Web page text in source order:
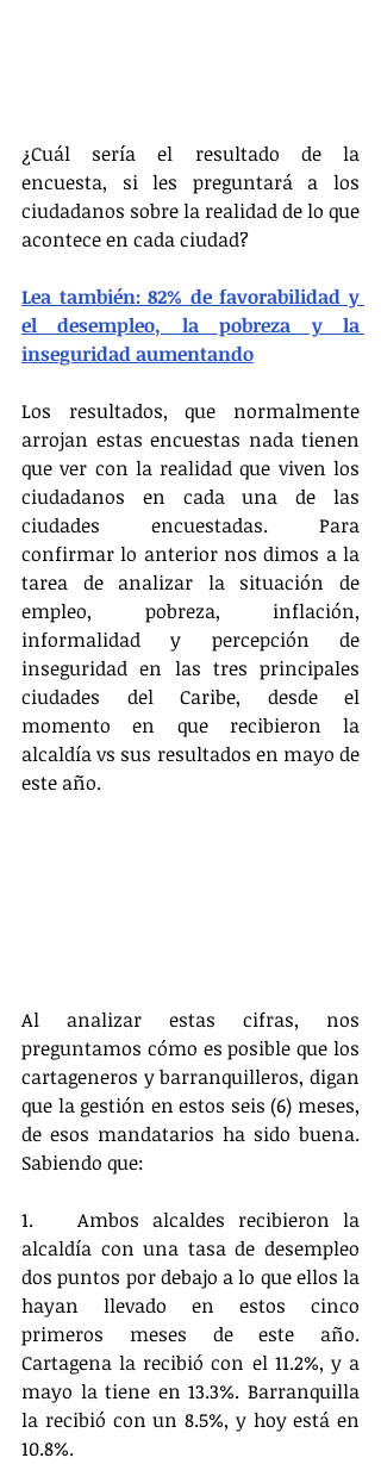
¿Cuál sería el resultado de la
encuesta, si les preguntará a los
ciudadanos sobre la realidad de lo que
acontece en cada ciudad?
Lea también: 82% de favorabilidad y
el desempleo, la pobreza y la
inseguridad aumentando
Los resultados, que normalmente
arrojan estas encuestas nada tienen
que ver con la realidad que viven los
ciudadanos en cada una de las
ciudades encuestadas. Para
confirmar lo anterior nos dimos a la
tarea de analizar la situación de
empleo, pobreza, inflación,
informalidad y percepción de
inseguridad en las tres principales
ciudades del Caribe, desde el
momento en que recibieron la
alcaldía vs sus resultados en mayo de
este año.
Al analizar estas cifras, nos
preguntamos cómo es posible que los
cartageneros y barranquilleros, digan
que la gestión en estos seis (6) meses,
de esos mandatarios ha sido buena.
Sabiendo que:
1.	Ambos alcaldes recibieron la
alcaldía con una tasa de desempleo
dos puntos por debajo a lo que ellos la
hayan llevado en estos cinco
primeros meses de este año.
Cartagena la recibió con el 11.2%, y a
mayo la tiene en 13.3%. Barranquilla
la recibió con un 8.5%, y hoy está en
10.8%.